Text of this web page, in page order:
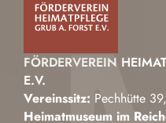
FÖRDERVEREIN
E.V.
Vereinssitz: Pechhütte
Heimatmuseum im